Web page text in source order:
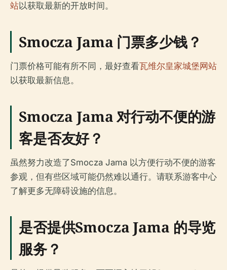
站以获取最新的开放时间。
Smocza Jama 门票多少钱？
门票价格可能有所不同，最好查看瓦维尔皇家城堡网站
以获取最新信息。
Smocza Jama 对行动不便的游
客是否友好？
虽然努力改造了Smocza Jama 以方便行动不便的游客
参观，但有些区域可能仍然难以通行。请联系游客中心
了解更多无障碍设施的信息。
是否提供Smocza Jama 的导览
服务？